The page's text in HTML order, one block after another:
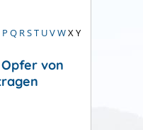
P Q RST UVWX Y
von